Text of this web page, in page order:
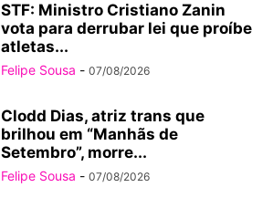
STF: Ministro Cristiano Zanin
vota para derrubar lei que proíbe
atletas...
Felipe Sousa - 07/08/2026
Clodd Dias, atriz trans que
brilhou em “Manhãs de
Setembro”, morre...
Felipe Sousa - 07/08/2026